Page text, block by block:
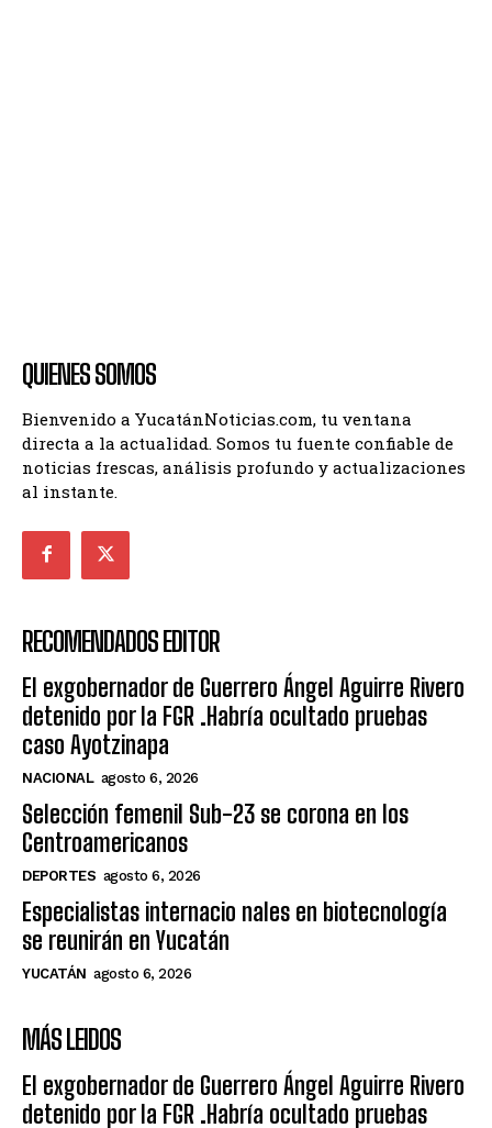
QUIENES SOMOS
Bienvenido a YucatánNoticias.com, tu ventana
directa a la actualidad. Somos tu fuente confiable de
noticias frescas, análisis profundo y actualizaciones
al instante.
RECOMENDADOS EDITOR
El exgobernador de Guerrero Ángel Aguirre Rivero
detenido por la FGR .Habría ocultado pruebas
caso Ayotzinapa
NACIONAL agosto 6, 2026
Selección femenil Sub-23 se corona en los
Centroamericanos
DEPORTES agosto 6, 2026
Especialistas internacio nales en biotecnología
se reunirán en Yucatán
YUCATÁN agosto 6, 2026
MÁS LEIDOS
El exgobernador de Guerrero Ángel Aguirre Rivero
detenido por la FGR .Habría ocultado pruebas